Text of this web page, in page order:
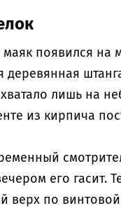
появился на
лишь на
из кирпича
его гасит.
верх по